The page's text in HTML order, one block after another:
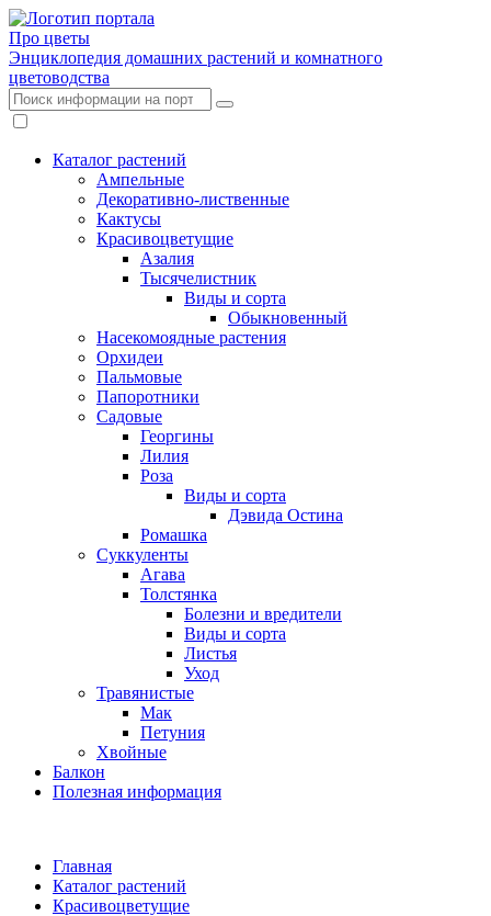
Про цветы
Энциклопедия домашних растений и комнатного
цветоводства
Каталог растений
Ампельные
Декоративно-лиственные
Кактусы
Красивоцветущие
Азалия
Тысячелистник
Виды и сорта
Обыкновенный
Насекомоядные растения
Орхидеи
Пальмовые
Папоротники
Садовые
Георгины
Лилия
Роза
Виды и сорта
Дэвида Остина
Ромашка
Суккуленты
Агава
Толстянка
Болезни и вредители
Виды и сорта
Листья
Уход
Травянистые
Мак
Петуния
Хвойные
Балкон
Полезная информация
Главная
Каталог растений
Красивоцветущие